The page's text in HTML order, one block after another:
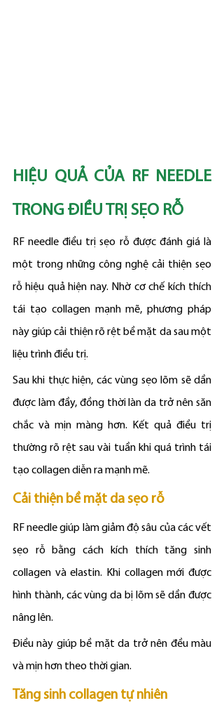
HIỆU QUẢ CỦA RF NEEDLE
TRONG ĐIỀU TRỊ SẸO RỖ
RF needle điều trị sẹo rỗ được đánh giá là
một trong những công nghệ cải thiện sẹo
rỗ hiệu quả hiện nay. Nhờ cơ chế kích thích
tái tạo collagen mạnh mẽ, phương pháp
này giúp cải thiện rõ rệt bề mặt da sau một
liệu trình điều trị.
Sau khi thực hiện, các vùng sẹo lõm sẽ dần
được làm đầy, đồng thời làn da trở nên săn
chắc và mịn màng hơn. Kết quả điều trị
thường rõ rệt sau vài tuần khi quá trình tái
tạo collagen diễn ra mạnh mẽ.
Cải thiện bề mặt da sẹo rỗ
RF needle giúp làm giảm độ sâu của các vết
sẹo rỗ bằng cách kích thích tăng sinh
collagen và elastin. Khi collagen mới được
hình thành, các vùng da bị lõm sẽ dần được
nâng lên.
Điều này giúp bề mặt da trở nên đều màu
và mịn hơn theo thời gian.
Tăng sinh collagen tự nhiên